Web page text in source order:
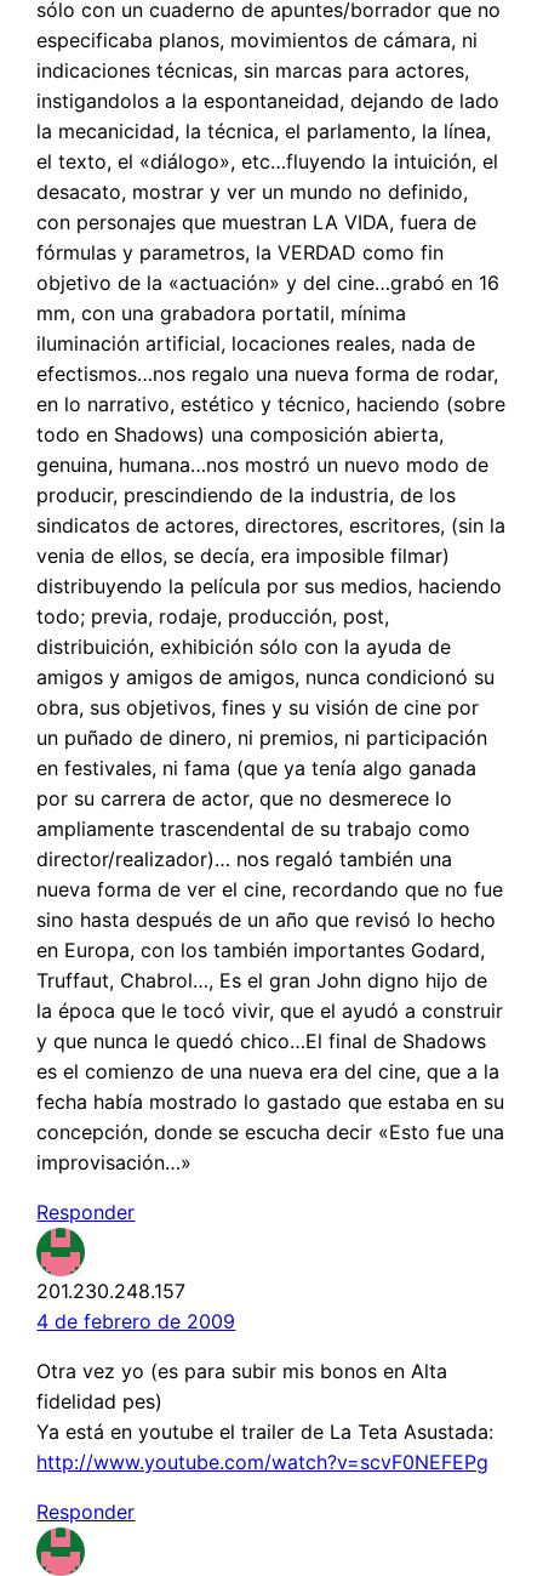
sólo con un cuaderno de apuntes/borrador que no
especificaba planos, movimientos de cámara, ni
indicaciones técnicas, sin marcas para actores,
instigandolos a la espontaneidad, dejando de lado
la mecanicidad, la técnica, el parlamento, la línea,
el texto, el «diálogo», etc…fluyendo la intuición, el
desacato, mostrar y ver un mundo no definido,
con personajes que muestran LA VIDA, fuera de
fórmulas y parametros, la VERDAD como fin
objetivo de la «actuación» y del cine…grabó en 16
mm, con una grabadora portatil, mínima
iluminación artificial, locaciones reales, nada de
efectismos…nos regalo una nueva forma de rodar,
en lo narrativo, estético y técnico, haciendo (sobre
todo en Shadows) una composición abierta,
genuina, humana…nos mostró un nuevo modo de
producir, prescindiendo de la industria, de los
sindicatos de actores, directores, escritores, (sin la
venia de ellos, se decía, era imposible filmar)
distribuyendo la película por sus medios, haciendo
todo; previa, rodaje, producción, post,
distribuición, exhibición sólo con la ayuda de
amigos y amigos de amigos, nunca condicionó su
obra, sus objetivos, fines y su visión de cine por
un puñado de dinero, ni premios, ni participación
en festivales, ni fama (que ya tenía algo ganada
por su carrera de actor, que no desmerece lo
ampliamente trascendental de su trabajo como
director/realizador)… nos regaló también una
nueva forma de ver el cine, recordando que no fue
sino hasta después de un año que revisó lo hecho
en Europa, con los también importantes Godard,
Truffaut, Chabrol…, Es el gran John digno hijo de
la época que le tocó vivir, que el ayudó a construir
y que nunca le quedó chico…El final de Shadows
es el comienzo de una nueva era del cine, que a la
fecha había mostrado lo gastado que estaba en su
concepción, donde se escucha decir «Esto fue una
improvisación…»
Responder
201.230.248.157
4 de febrero de 2009
Otra vez yo (es para subir mis bonos en Alta
fidelidad pes)
Ya está en youtube el trailer de La Teta Asustada:
http://www.youtube.com/watch?v=scvF0NEFEPg
Responder